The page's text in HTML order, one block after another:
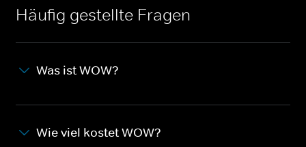
Häufig gestellte Fragen
Was ist WOW?
Wie viel kostet WOW?